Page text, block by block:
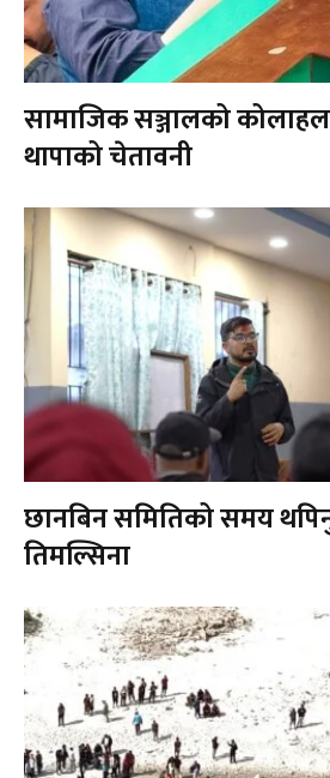
सामाजिक सञ्जालको
थापाको चेतावनी
छानबिन समितिको समय
तिमल्सिना